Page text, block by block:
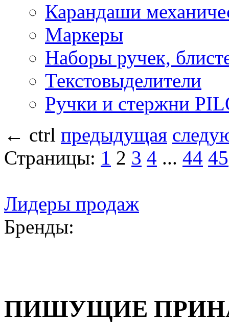
Карандаши
Маркеры
Наборы ручек,
Текстовыделители
Ручки и стержни
← ctrl предыдущая
Страницы: 1 2 3 4 ... 44 45
Лидеры продаж
Бренды:
ПИШУЩИЕ